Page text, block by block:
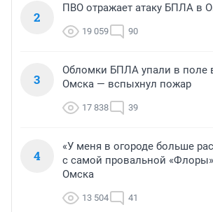
2
ПВО отражает атаку БПЛА в
19 059 90
3
Обломки БПЛА упали в поле
Омска — вспыхнул пожар
17 838 39
4
«У меня в огороде больше
с самой провальной
Омска
13 504 41